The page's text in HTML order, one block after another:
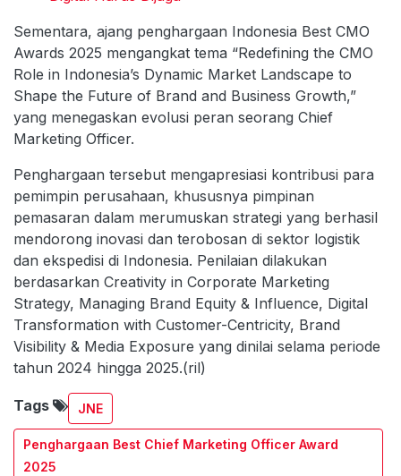
Sementara, ajang penghargaan Indonesia Best CMO
Awards 2025 mengangkat tema “Redefining the CMO
Role in Indonesia’s Dynamic Market Landscape to
Shape the Future of Brand and Business Growth,”
yang menegaskan evolusi peran seorang Chief
Marketing Officer.
Penghargaan tersebut mengapresiasi kontribusi para
pemimpin perusahaan, khususnya pimpinan
pemasaran dalam merumuskan strategi yang berhasil
mendorong inovasi dan terobosan di sektor logistik
dan ekspedisi di Indonesia. Penilaian dilakukan
berdasarkan Creativity in Corporate Marketing
Strategy, Managing Brand Equity & Influence, Digital
Transformation with Customer-Centricity, Brand
Visibility & Media Exposure yang dinilai selama periode
tahun 2024 hingga 2025.(ril)
Tags JNE
Penghargaan Best Chief Marketing Officer Award
2025